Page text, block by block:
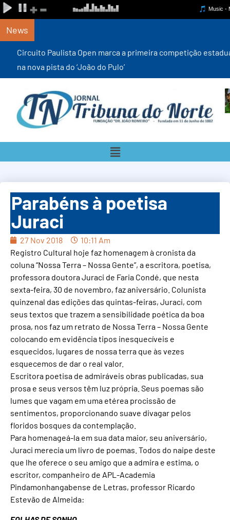
News
Circuito Paulista Open marca a primeira competição estadual
na nova pista do ‘João do Pulo’
Parabéns à poetisa
Juraci
27 Nov 2018
10:11 Am
Registro Cultural hoje faz homenagem à cronista da
coluna “Nossa Terra – Nossa Gente”, a escritora, poetisa,
professora doutora Juraci de Faria Condé, que nesta
sexta-feira, 30 de novembro, faz aniversário. Colunista
quinzenal das edições das quintas-feiras, Juraci, com
seus textos que trazem a sensibilidade poética da boa
prosa, nos faz um retrato de Nossa Terra – Nossa Gente
colocando em evidência tipos inesquecíveis e
esquecidos, lugares de nossa terra que às vezes
esquecemos de dar o real valor.
Escritora poetisa de admiráveis obras publicadas, sua
prosa e seus versos têm luz própria. Seus poemas são
lumes que vagam em uma etérea procissão de
sentimentos, proporcionando suave divagar pelos
floridos bosques da contemplação.
Para homenageá-la em sua data maior, seu aniversário,
Juraci merecia um livro de poemas. Todos do naipe deste
que lhe oferece o seu amigo que a admira e estima, o
escritor, companheiro de APL-Academia
Pindamonhangabense de Letras, professor Ricardo
Estevão de Almeida: